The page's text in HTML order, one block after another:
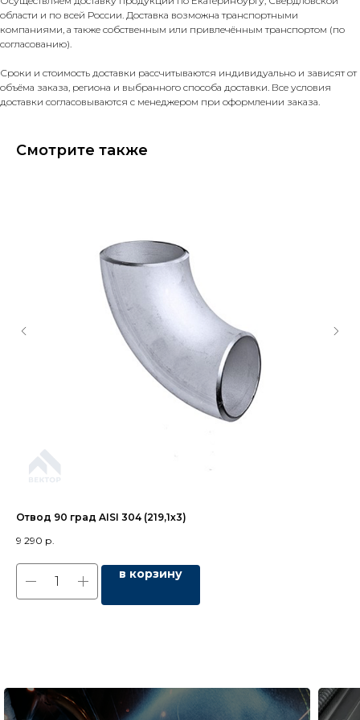
области и по всей России. Доставка возможна транспортными
компаниями, а также собственным или привлечённым транспортом (по
согласованию).
Сроки и стоимость доставки рассчитываются индивидуально и зависят от
объёма заказа, региона и выбранного способа доставки. Все условия
доставки согласовываются с менеджером при оформлении заказа.
Смотрите также
Отвод 90 град AISI 304 (219,1х3)
9 290 р.
в корзину